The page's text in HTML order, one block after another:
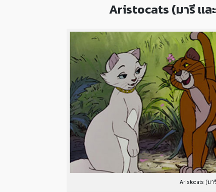
Aristocats (มารี เเล
Aristocats (มา